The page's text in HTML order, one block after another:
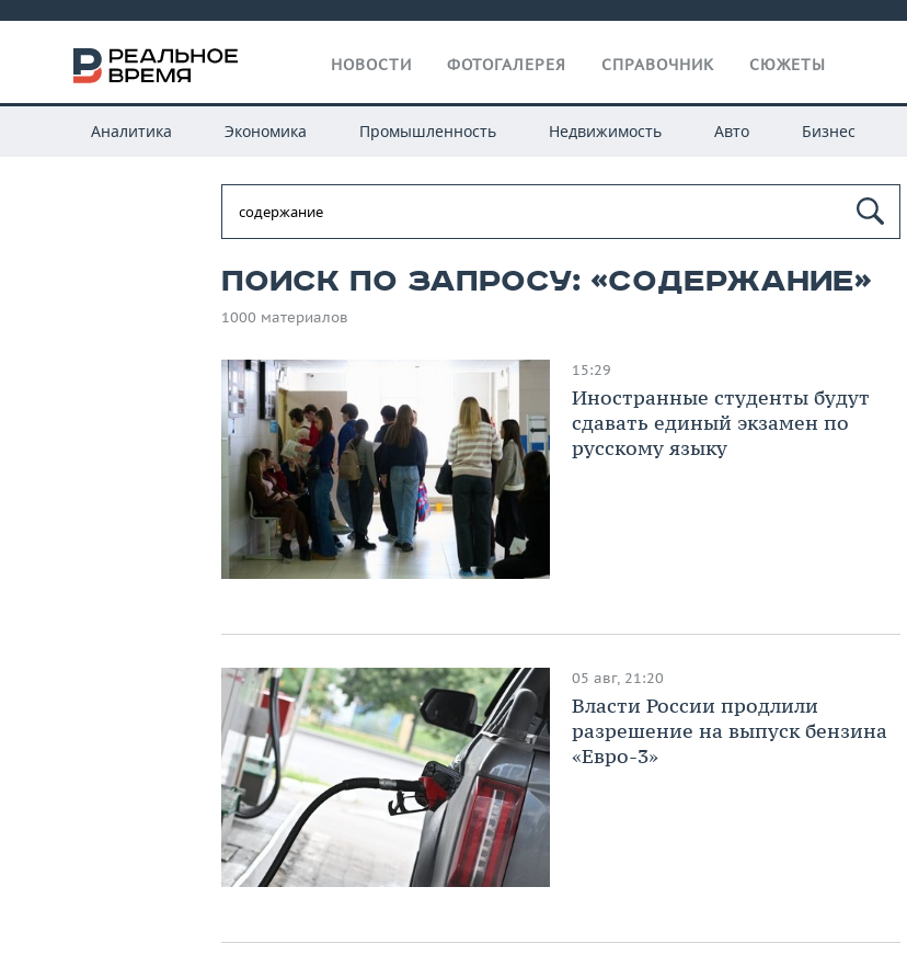
НОВОСТИ ФОТОГАЛЕРЕЯ СПРАВОЧНИК СЮЖЕТЫ
Аналитика Экономика Промышленность Недвижимость Авто Бизнес
Поиск по запросу: «содержание»
1000 материалов
15:29
Иностранные студенты будут
сдавать единый экзамен по
русскому языку
05 авг, 21:20
Власти России продлили
разрешение на выпуск бензина
«Евро-3»